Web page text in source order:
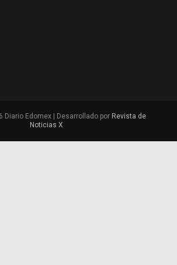
Diario Edomex | Desarrollado por Revista de
Noticias X